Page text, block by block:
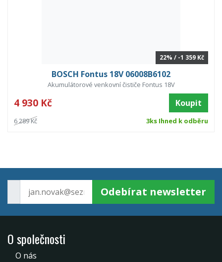
22% / -1 359 Kč
BOSCH Fontus 18V 06008B6102
Akumulátorové venkovní čističe Fontus 18V
4 930 Kč Koupit
6 289 Kč 3ks Ihned k odběru
Odebírat newsletter
O společnosti
O nás